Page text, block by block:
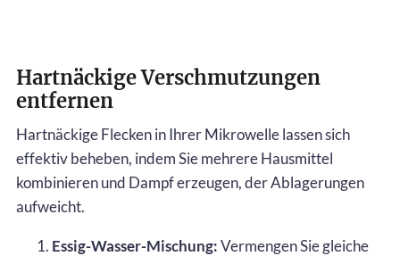
Hartnäckige Verschmutzungen
entfernen
Hartnäckige Flecken in Ihrer Mikrowelle lassen sich
effektiv beheben, indem Sie mehrere Hausmittel
kombinieren und Dampf erzeugen, der Ablagerungen
aufweicht.
Essig-Wasser-Mischung:Vermengen Sie gleiche